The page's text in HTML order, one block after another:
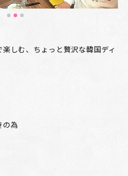
楽しむ、ちょっと贅沢な韓国ディ
の為